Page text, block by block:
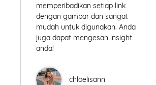
memperibadikan setiap link
dengan gambar dan sangat
mudah untuk digunakan. Anda
juga dapat mengesan insight
anda!
chloelisann